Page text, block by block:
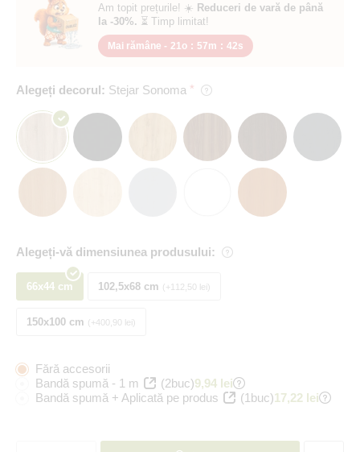
Am topit prețurile! ☀️ Reduceri de vară de până
la -30%. ⏳ Timp limitat!
Mai rămâne - 21o : 57m : 42s
Alegeți decorul: Stejar Sonoma
Alegeți-vă dimensiunea produsului:
66x44 cm 102,5x68 cm +112,50 lei
150x100 cm +400,90 lei
Fără accesorii
Bandă spumă - 1 m
(2buc)9,94 lei
Bandă spumă + Aplicată pe produs
(1buc)17,22 lei